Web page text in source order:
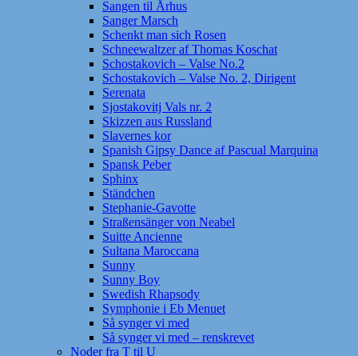
Sangen til Århus
Sanger Marsch
Schenkt man sich Rosen
Schneewaltzer af Thomas Koschat
Schostakovich – Valse No.2
Schostakovich – Valse No. 2, Dirigent
Serenata
Sjostakovitj Vals nr. 2
Skizzen aus Russland
Slavernes kor
Spanish Gipsy Dance af Pascual Marquina
Spansk Peber
Sphinx
Ständchen
Stephanie-Gavotte
Straßensänger von Neabel
Suitte Ancienne
Sultana Maroccana
Sunny
Sunny Boy
Swedish Rhapsody
Symphonie i Eb Menuet
Så synger vi med
Så synger vi med – renskrevet
Noder fra T til U